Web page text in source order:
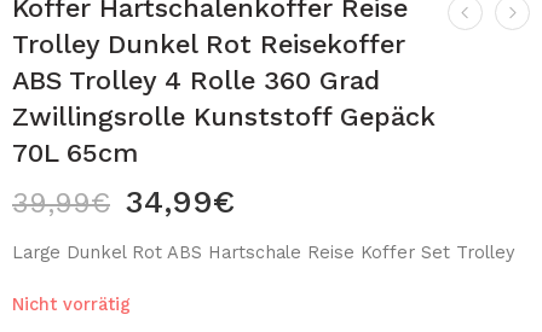
Koffer Hartschalenkoffer Reise
Trolley Dunkel Rot Reisekoffer
ABS Trolley 4 Rolle 360 Grad
Zwillingsrolle Kunststoff Gepäck
70L 65cm
39,99€ 34,99€
Large Dunkel Rot ABS Hartschale Reise Koffer Set Trolley
Nicht vorrätig